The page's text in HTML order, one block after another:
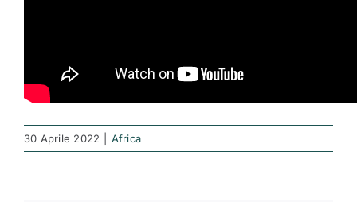
30 Aprile 2022 Africa